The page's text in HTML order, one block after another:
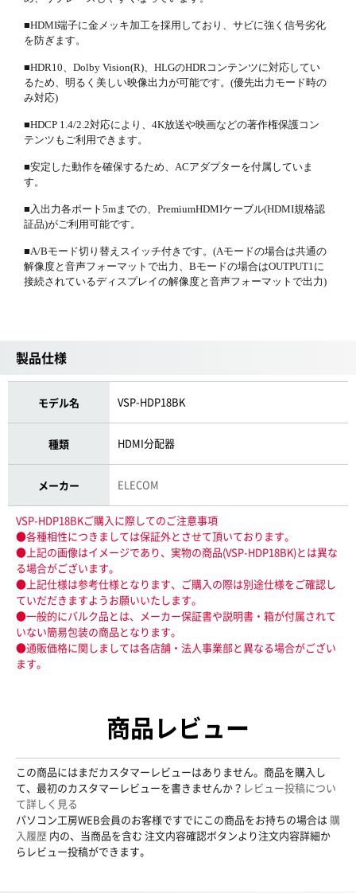
■HDMI端子に金メッキ加工を採用しており、サビに強く信号劣化
を防ぎます。
■HDR10、Dolby Vision(R)、HLGのHDRコンテンツに対応してい
るため、明るく美しい映像出力が可能です。(優先出力モード時の
み対応)
■HDCP 1.4/2.2対応により、4K放送や映画などの著作権保護コン
テンツもご利用できます。
■安定した動作を確保するため、ACアダプターを付属していま
す。
■入出力各ポート5mまでの、PremiumHDMIケーブル(HDMI規格認
証品)がご利用可能です。
■A/Bモード切り替えスイッチ付きです。(Aモードの場合は共通の
解像度と音声フォーマットで出力、Bモードの場合はOUTPUT1に
接続されているディスプレイの解像度と音声フォーマットで出力)
製品仕様
モデル名 VSP-HDP18BK
種類 HDMI分配器
メーカー ELECOM
VSP-HDP18BKご購入に際してのご注意事項
●各種相性につきましては保証外とさせて頂いております。
●上記の画像はイメージであり、実物の商品(VSP-HDP18BK)とは異な
る場合がございます。
●上記仕様は参考仕様となります、ご購入の際は別途仕様をご確認し
ていだだきますようお願いいたします。
●一般的にバルク品とは、メーカー保証書や説明書・箱が付属されて
いない簡易包装の商品となります。
●通販価格に関しましては各店舗・法人事業部と異なる場合がござい
ます。
商品レビュー
この商品にはまだカスタマーレビューはありません。商品を購入し
て、最初のカスタマーレビューを書きませんか？ レビュー投稿につい
て詳しく見る
パソコン工房WEB会員のお客様ですでにこの商品をお持ちの場合は 購
入履歴 内の、当商品を含む 注文内容確認ボタンより注文内容詳細か
らレビュー投稿ができます。